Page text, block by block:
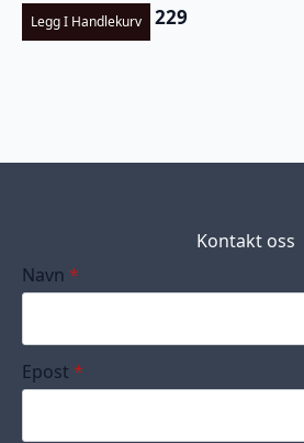
Legg I Handlekurv 229
Kontakt oss
Navn *
Epost *